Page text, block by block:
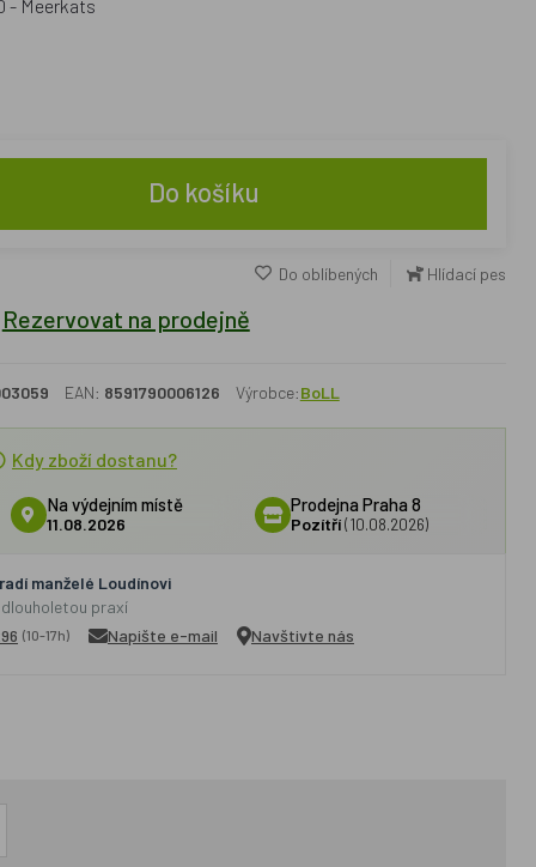
- Meerkats
Do košíku
Do oblíbených Hlídací pes
Rezervovat na prodejně
EAN: 8591790006126 Výrobce:BoLL
Kdy zboží dostanu?
Na výdejním místě
11.08.2026
Prodejna Praha 8
Pozítří(10.08.2026)
manželé Loudínovi
praxí
(10-17h) Napište e-mail Navštivte nás